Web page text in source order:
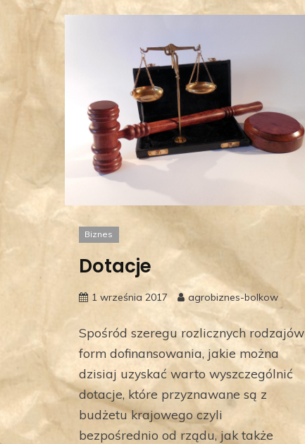
Biznes
Dotacje
1 września 2017 agrobiznes-bolkow
Spośród szeregu rozlicznych rodzajów
form dofinansowania, jakie można
dzisiaj uzyskać warto wyszczególnić
dotacje, które przyznawane są z
budżetu krajowego czyli
bezpośrednio od rządu, jak także